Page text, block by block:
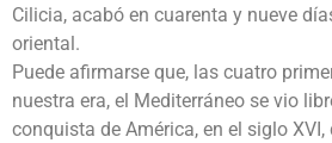
Cilicia, acabó en cuarenta y nueve
oriental.
Puede afirmarse que, las cuatro
nuestra era, el Mediterráneo se vio
conquista de América, en el siglo